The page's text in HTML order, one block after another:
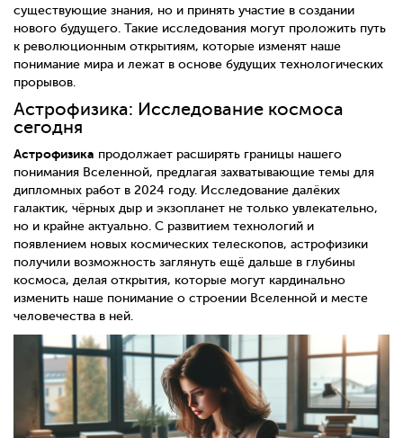
существующие знания, но и принять участие в создании
нового будущего. Такие исследования могут проложить путь
к революционным открытиям, которые изменят наше
понимание мира и лежат в основе будущих технологических
прорывов.
Астрофизика: Исследование космоса
сегодня
Астрофизика продолжает расширять границы нашего
понимания Вселенной, предлагая захватывающие темы для
дипломных работ в 2024 году. Исследование далёких
галактик, чёрных дыр и экзопланет не только увлекательно,
но и крайне актуально. С развитием технологий и
появлением новых космических телескопов, астрофизики
получили возможность заглянуть ещё дальше в глубины
космоса, делая открытия, которые могут кардинально
изменить наше понимание о строении Вселенной и месте
человечества в ней.